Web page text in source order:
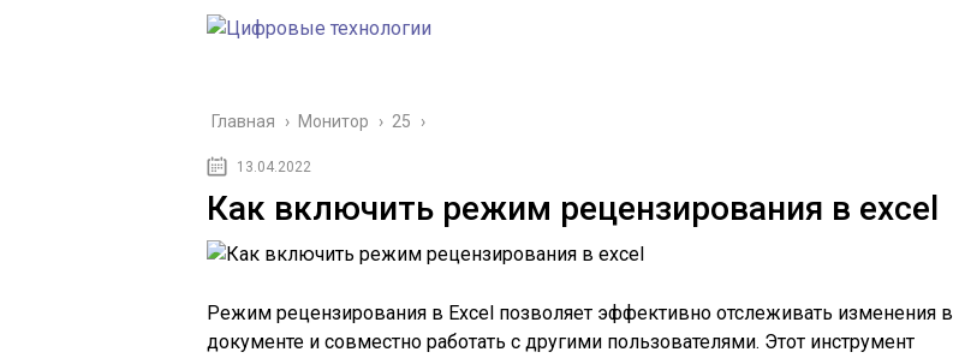
Главная › Монитор › 25 ›
13.04.2022
Как включить режим рецензирования в excel
Режим рецензирования в Excel позволяет эффективно отслеживать изменения в
документе и совместно работать с другими пользователями. Этот инструмент